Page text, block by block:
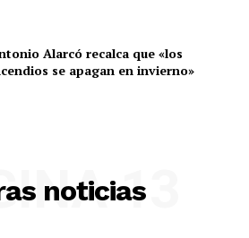
Alarcó recalca que «los
se apagan en invierno»
noticias
13